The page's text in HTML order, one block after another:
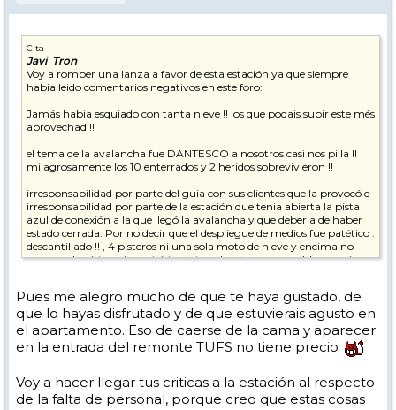
Cita
Javi_Tron
Voy a romper una lanza a favor de esta estación ya que siempre
habia leido comentarios negativos en este foro:
Jamás habia esquiado con tanta nieve !! los que podais subir este més
aprovechad !!
el tema de la avalancha fue DANTESCO a nosotros casi nos pilla !!
milagrosamente los 10 enterrados y 2 heridos sobrevivieron !!
irresponsabilidad por parte del guia con sus clientes que la provocó e
irresponsabilidad por parte de la estación que tenia abierta la pista
azul de conexión a la que llegó la avalancha y que deberia de haber
estado cerrada. Por no decir que el despliegue de medios fue patético :
descantillado !! , 4 pisteros ni una sola moto de nieve y encima no
cerraron la pista , ni una triste cinta , algo incomprensible , seguia
muy tarde mas de 30 min tarde y en condiciones normales se
hubieran encontrado con 10 cadaveres : un zero para la estación !!!
Tignes - destiñes es una estación brutal , increible , pero en estas
fechas la vi muy muy muy dejada de la mano de dios , no se ve
Al parecer como la fecha "oficial" de apertura es sobre el dia 25 , aún
no deben haber contratado a todo el personal .... uno de los dias nos
Pues me alegro mucho de que te haya gustado, de
que lo hayas disfrutado y de que estuvierais agusto en
el apartamento. Eso de caerse de la cama y aparecer
en la entrada del remonte TUFS no tiene precio
Voy a hacer llegar tus criticas a la estación al respecto
de la falta de personal, porque creo que estas cosas